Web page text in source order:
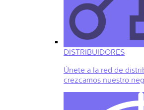
DISTRIBUIDORES
Únete a la red de
crezcamos nuestro